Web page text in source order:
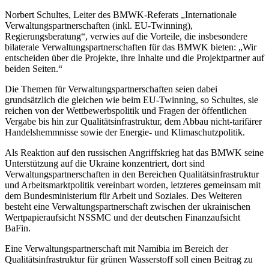
Norbert Schultes, Leiter des BMWK-Referats „Internationale
Verwaltungspartnerschaften (inkl. EU-Twinning),
Regierungsberatung“, verwies auf die Vorteile, die insbesondere
bilaterale Verwaltungspartnerschaften für das BMWK bieten: „Wir
entscheiden über die Projekte, ihre Inhalte und die Projektpartner auf
beiden Seiten.“
Die Themen für Verwaltungspartnerschaften seien dabei
grundsätzlich die gleichen wie beim EU-Twinning, so Schultes, sie
reichen von der Wettbewerbspolitik und Fragen der öffentlichen
Vergabe bis hin zur Qualitätsinfrastruktur, dem Abbau nicht-tarifärer
Handelshemmnisse sowie der Energie- und Klimaschutzpolitik.
Als Reaktion auf den russischen Angriffskrieg hat das BMWK seine
Unterstützung auf die Ukraine konzentriert, dort sind
Verwaltungspartnerschaften in den Bereichen Qualitätsinfrastruktur
und Arbeitsmarktpolitik vereinbart worden, letzteres gemeinsam mit
dem Bundesministerium für Arbeit und Soziales. Des Weiteren
besteht eine Verwaltungspartnerschaft zwischen der ukrainischen
Wertpapieraufsicht NSSMC und der deutschen Finanzaufsicht
BaFin.
Eine Verwaltungspartnerschaft mit Namibia im Bereich der
Qualitätsinfrastruktur für grünen Wasserstoff soll einen Beitrag zu